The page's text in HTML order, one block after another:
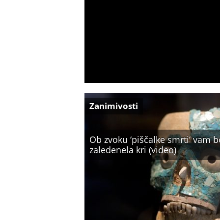
Ob zvoku ‘piščalke smrti’ vam
zaledenela kri (video)
Zanimivosti